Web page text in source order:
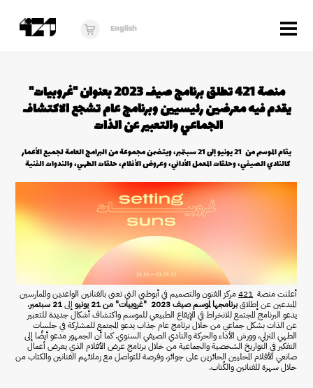
عن 421
دكان421
10 أعوام من 421
منصة 421 تطلق برنامج صيف 2023 بعنوان "غروبيات"
يقدم فيه معرضين رئيسيين وبرنامج عام تشجع الاكتشاف
الجماعي والتعبير عن الذات
يقام الموسم من 21 يونيو إلى 21 سبتمبر، ويتضمن مجموعة من البرامج العامة لجميع الأعمار
كالنادي الصيفي، وحلقات المعمل الأدائي، وعروض الأفلام، حلقات الطهي، والندوات الفنية
أعلنت منصة 421مركز الفنون والتصميم في أبوظبي التي تعنى بالفنانين الواعدين والممارسين
المبدعين عن إطلاقبرنامجها لموسم صيف 2023 ​​"غروبيات" من 21 يونيو إلى21 سبتمبر
،
يدعو البرنامج المجتمع للانخراط في الإيقاع الطبيعي للموسم واكتشاف أشكال جديدة للتعبير
عن الذات بشكل جماعي من خلال برنامج عام جذاب يدعو المجتمع للمشاركة في جلسات
الطهي المنزلي، وورش الأداء والحركة والنادي الصيفي السنوي. كما أن الجمهور مدعو أيضًا إلى
التفكير في التواريخ الشخصية والجماعية من خلال برنامج عرض الأفلام الذي يعرض أعمال
صانعي الأفلام المحليين الحائزين على جوائز، وفرصة للتواصل مع زملائهم الفنانين والكتاب من
خلال سهرة للفنانين والكُتاب.
English